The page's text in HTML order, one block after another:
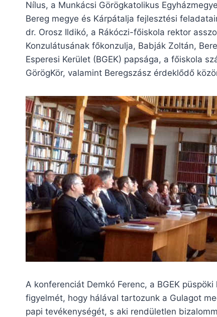
Nílus, a Munkácsi Görögkatolikus
Bereg megye és Kárpátalja fejlesztési
dr. Orosz Ildikó, a Rákóczi-főiskola rektor
Konzulátusának főkonzulja, Babják Zoltán,
Esperesi Kerület (BGEK) papsága, a főiskola
GörögKör, valamint Beregszász érdeklődő
A konferenciát Demkó Ferenc, a BGEK
figyelmét, hogy hálával tartozunk a Gulagot
papi tevékenységét, s aki rendületlen